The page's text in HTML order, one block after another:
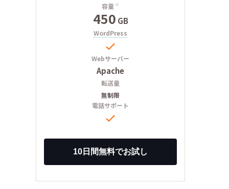
容量 ※
450 GB
WordPress

Webサーバー
Apache
転送量
無制限
電話サポート
